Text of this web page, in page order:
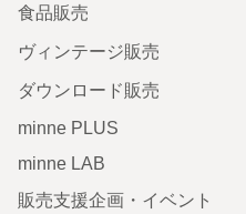
食品販売
ヴィンテージ販売
ダウンロード販売
minne PLUS
minne LAB
販売支援企画・イベント